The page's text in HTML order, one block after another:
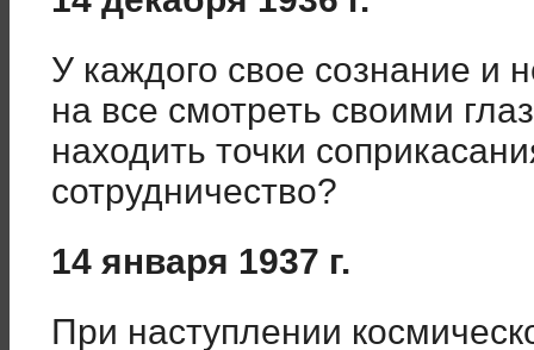
У каждого свое сознание и
на все смотреть своими
находить точки
сотрудничество?
14 января 1937 г.
При наступлении